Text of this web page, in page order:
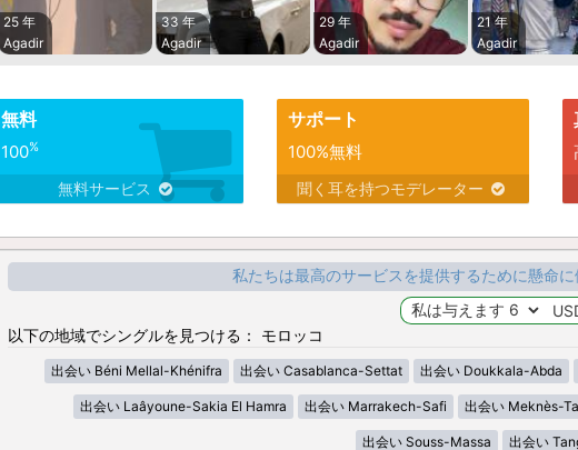
25 年
Agadir
33 年
Agadir
29 年
Agadir
21 年
Agadir
無料
100%
無料サービス
サポート
100%無料
聞く耳を持つモデレーター
私たちは最高のサービスを提供するために懸命
以下の地域でシングルを見つける： モロッコ
出会い Béni Mellal-Khénifra 出会い Casablanca-Settat 出会い Doukkala-Abda
出会い Laâyoune-Sakia El Hamra 出会い Marrakech-Safi 出会い Meknès-
出会い Souss-Massa 出会い